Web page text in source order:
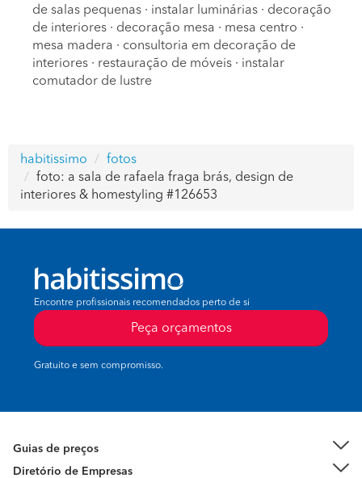
de salas pequenas · instalar luminárias · decoração
de interiores · decoração mesa · mesa centro ·
mesa madera · consultoria em decoração de
interiores · restauração de móveis · instalar
comutador de lustre
habitissimo
fotos
foto: a sala de rafaela fraga brás, design de
interiores & homestyling #126653
Encontre profissionais recomendados perto de si
Peça orçamentos
Gratuito e sem compromisso.
Guias de preços
Diretório de Empresas